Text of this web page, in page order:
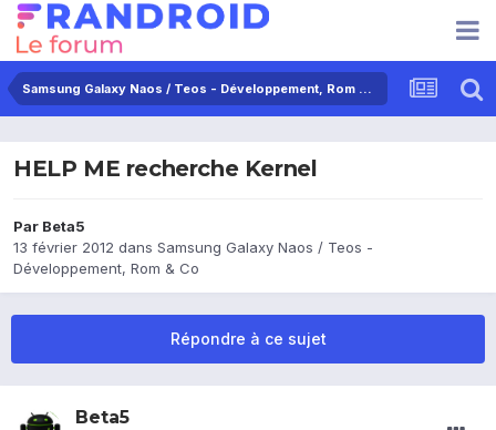
Samsung Galaxy Naos / Teos - Développement, Rom & Co
HELP ME recherche Kernel
Par Beta5
13 février 2012 dans Samsung Galaxy Naos / Teos -
Développement, Rom & Co
Répondre à ce sujet
Beta5